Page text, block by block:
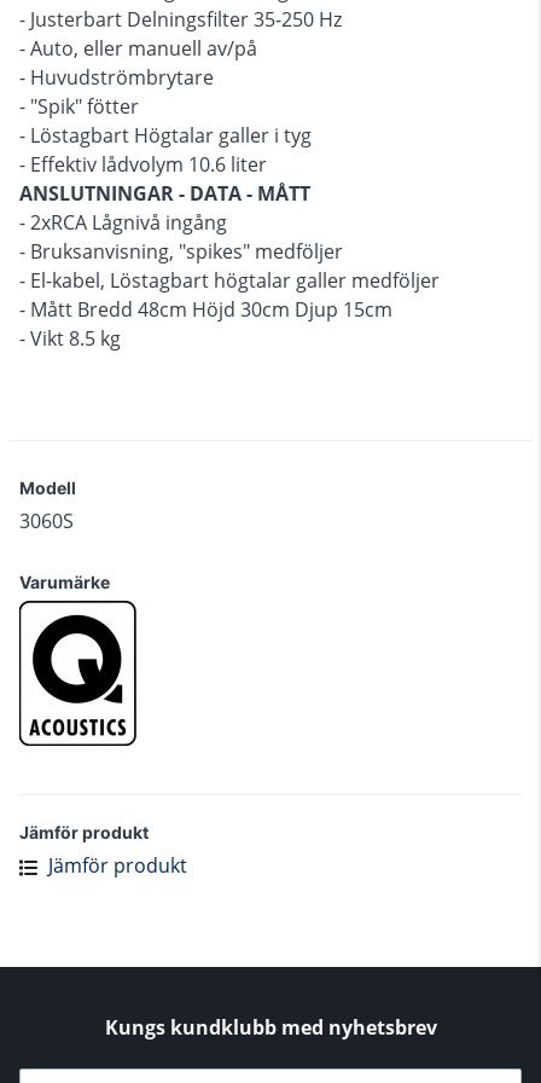
- Justerbart Delningsfilter 35-250 Hz
- Auto, eller manuell av/på
- Huvudströmbrytare
- "Spik" fötter
- Löstagbart Högtalar galler i tyg
- Effektiv lådvolym 10.6 liter
ANSLUTNINGAR - DATA - MÅTT
- 2xRCA Lågnivå ingång
- Bruksanvisning, "spikes" medföljer
- El-kabel, Löstagbart högtalar galler medföljer
- Mått Bredd 48cm Höjd 30cm Djup 15cm
- Vikt 8.5 kg
Modell
3060S
Varumärke
Jämför produkt
Jämför produkt
Kungs kundklubb med nyhetsbrev